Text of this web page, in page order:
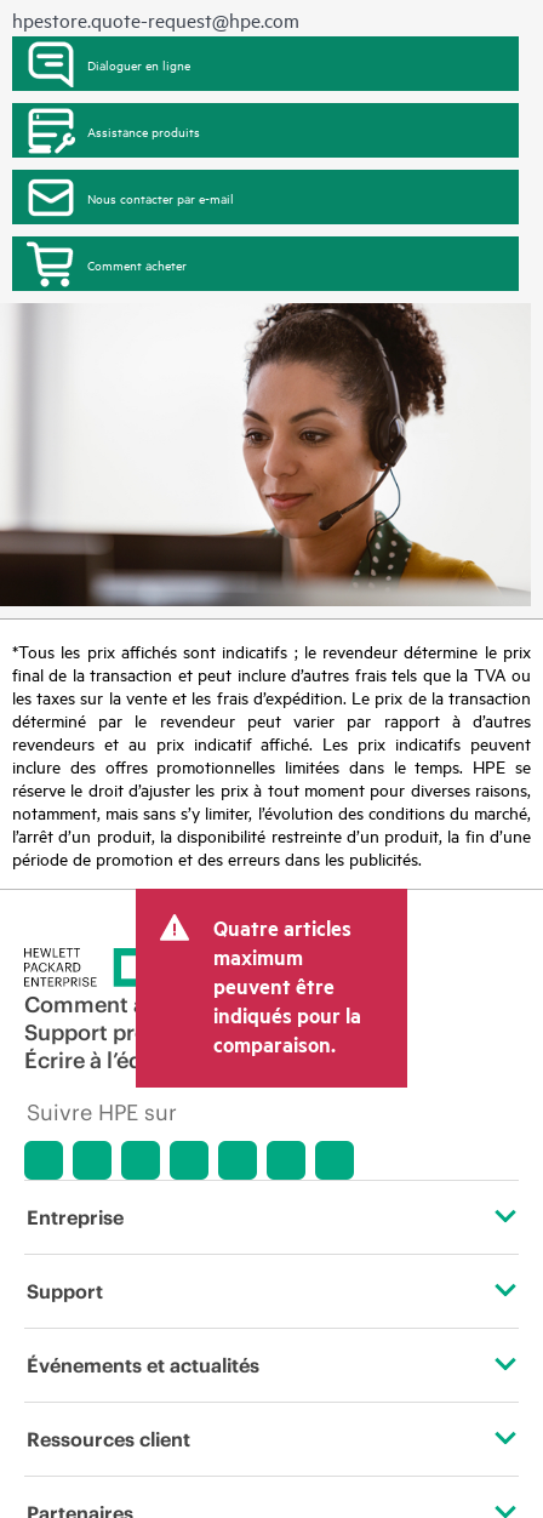
hpestore.quote-request@hpe.com
Dialoguer en ligne
Assistance produits
Nous contacter par e-mail
Comment acheter
*Tous les prix affichés sont indicatifs ; le revendeur détermine le prix
final de la transaction et peut inclure d’autres frais tels que la TVA ou
les taxes sur la vente et les frais d’expédition. Le prix de la transaction
déterminé par le revendeur peut varier par rapport à d’autres
revendeurs et au prix indicatif affiché. Les prix indicatifs peuvent
inclure des offres promotionnelles limitées dans le temps. HPE se
réserve le droit d’ajuster les prix à tout moment pour diverses raisons,
notamment, mais sans s’y limiter, l’évolution des conditions du marché,
l’arrêt d’un produit, la disponibilité restreinte d’un produit, la fin d’une
période de promotion et des erreurs dans les publicités.
Quatre articles
maximum
peuvent être
indiqués pour la
comparaison.
Comment acheter
Support produit
Écrire à l’équipe commerciale
Suivre HPE sur
Entreprise
À propos de HPE
Responsabilité d’entreprise
HPE Labs
Support
Services d’assistance opérationnelle (OSS)
Événements et actualités
Événements
Ressources client
Nous contacter
Partenaires